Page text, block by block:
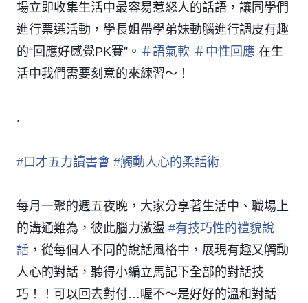
場立即收集生活中最容易惹怒人的話語，讓同學們
進行票選活動，學長姐帶學弟妹動腦進行調皮有趣
的“回應好感覺PK賽”。 ＃語氣軟 ＃ 中性回應 在生
活中我們需要刻意的來練習～！
.
#口才五力讀書會 #觸動人心的柔話術
每月一聚的週五夜晚，大家分享著生活中、職場上
的溝通難為，彼此腦力激盪 #有技巧性的禮貌說
話 ，從每個人不同的說話風格中，展現有趣又觸動
人心的對話，聽得小編立馬記下全部的對話技
巧！！可以回去對付…喔不～是好好的溫和對話